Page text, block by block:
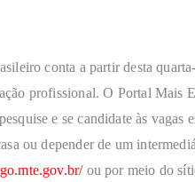
conta a partir desta
profissional. O Portal Mais
e se candidate às
ou depender de um
ou por meio do